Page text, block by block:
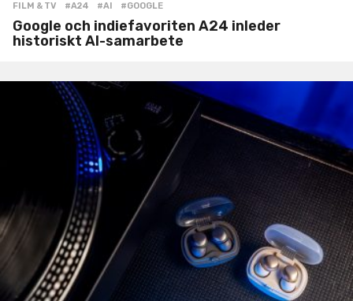
FILM & TV #A24 ,#AI ,#GOOGLE
Google och indiefavoriten A24 inleder
historiskt AI-samarbete